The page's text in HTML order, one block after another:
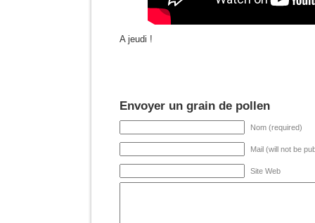
A jeudi !
Envoyer un grain de pollen
Nom (required)
Mail (will not be
Site Web